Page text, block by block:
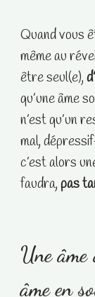
Quand vous
même au
être seul(e),
qu’une âme
n’est qu’un
mal,
c’est alors
faudra,pas
Une
âme en